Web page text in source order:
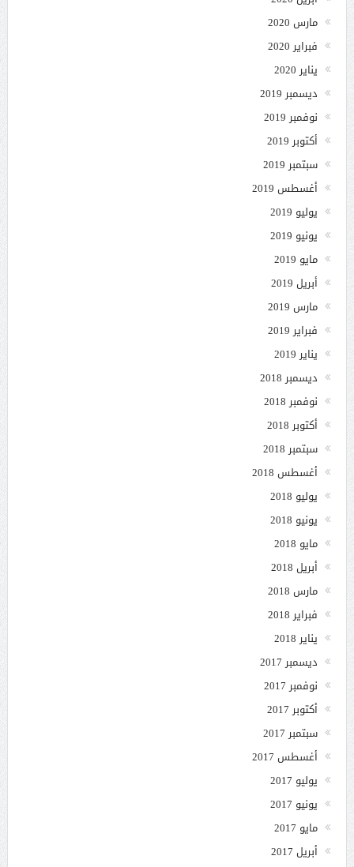
مارس 2020
فبراير 2020
يناير 2020
ديسمبر 2019
نوفمبر 2019
أكتوبر 2019
سبتمبر 2019
أغسطس 2019
يوليو 2019
يونيو 2019
مايو 2019
أبريل 2019
مارس 2019
فبراير 2019
يناير 2019
ديسمبر 2018
نوفمبر 2018
أكتوبر 2018
سبتمبر 2018
أغسطس 2018
يوليو 2018
يونيو 2018
مايو 2018
أبريل 2018
مارس 2018
فبراير 2018
يناير 2018
ديسمبر 2017
نوفمبر 2017
أكتوبر 2017
سبتمبر 2017
أغسطس 2017
يوليو 2017
يونيو 2017
مايو 2017
أبريل 2017